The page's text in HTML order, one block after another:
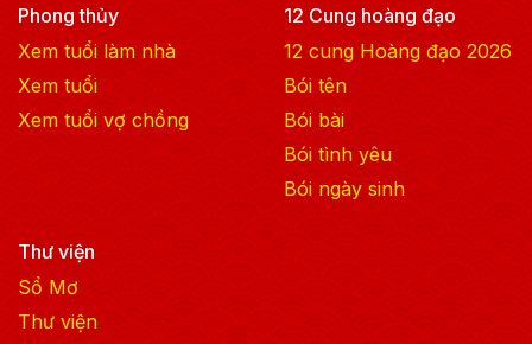
Phong thủy
Xem tuổi làm nhà
Xem tuổi
Xem tuổi vợ chồng
12 Cung hoàng đạo
12 cung Hoàng đạo 2026
Bói tên
Bói bài
Bói tình yêu
Bói ngày sinh
Thư viện
Sổ Mơ
Thư viện